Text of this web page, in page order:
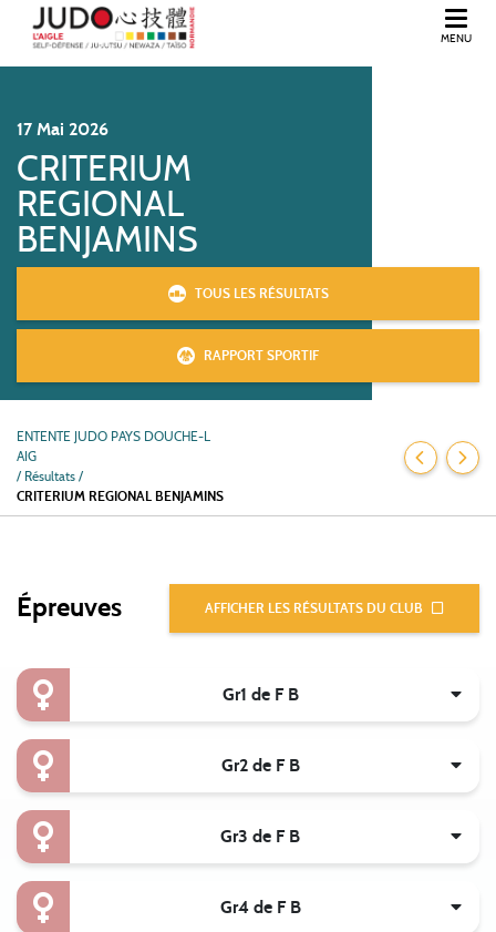
MENU
17 Mai 2026
CRITERIUM
REGIONAL
BENJAMINS
TOUS LES RÉSULTATS
RAPPORT SPORTIF
ENTENTE JUDO PAYS DOUCHE-L
AIG
/ Résultats /
CRITERIUM REGIONAL BENJAMINS
Épreuves AFFICHER LES RÉSULTATS DU CLUB
Gr1 de F B
Gr2 de F B
Gr3 de F B
Gr4 de F B